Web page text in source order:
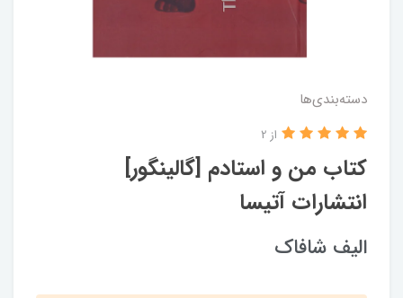
دسته‌بندی‌ها
کتاب من و استادم [گالینگور]
انتشارات آتیسا
از 2
الیف شافاک